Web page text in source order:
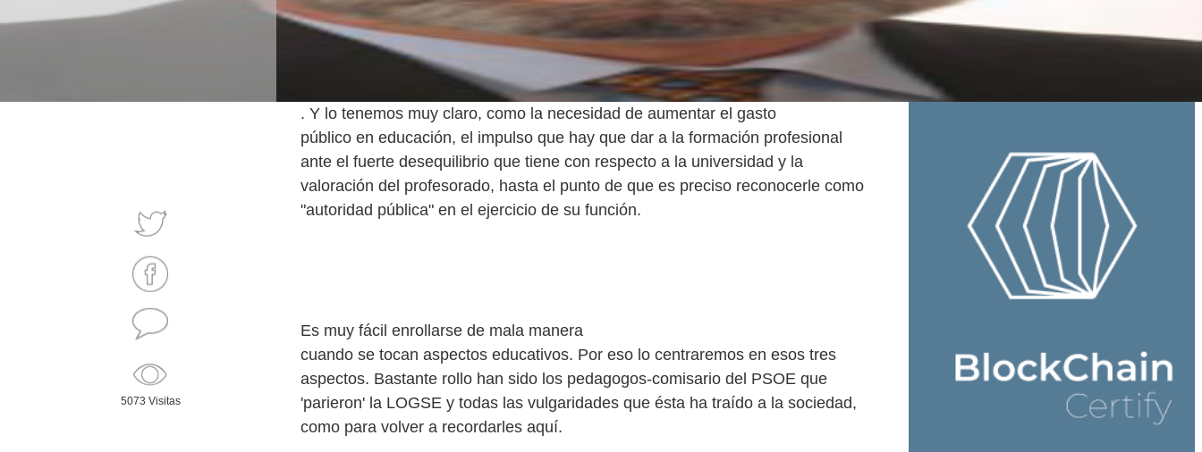
5073 Visitas
. Y lo tenemos muy claro, como la necesidad de aumentar el gasto
público en educación, el impulso que hay que dar a la formación profesional
ante el fuerte desequilibrio que tiene con respecto a la universidad y la
valoración del profesorado, hasta el punto de que es preciso reconocerle como
"autoridad pública" en el ejercicio de su función.
Es muy fácil enrollarse de mala manera
cuando se tocan aspectos educativos. Por eso lo centraremos en esos tres
aspectos. Bastante rollo han sido los pedagogos-comisario del PSOE que
'parieron' la LOGSE y todas las vulgaridades que ésta ha traído a la sociedad,
como para volver a recordarles aquí.